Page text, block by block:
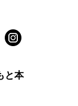
と本